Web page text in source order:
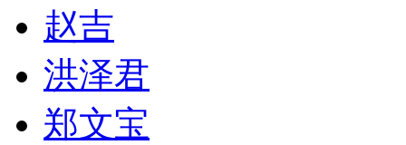
赵吉
洪泽君
郑文宝